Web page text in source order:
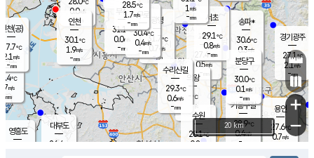
의도
℃
m/s
mm
영흥도
과천
27.4℃
0.5m/s
- mm
용인
27.6℃
0.7m/s
경기광주
27.1℃
2.1m/s
-mm
대부도
26.4
℃
0.0m/s
-mm
의왕
- ℃
m/s
mm
mm
광명
31.7 ℃
0.7 m/s
-mm
부천
31.1℃
0.0m/s
-mm
구로
30.4℃
0.4m/s
-mm
송파*
30.6℃
0.3m/s
-mm
서초
29.1℃
0.8m/s
-mm
기흥구갈
28.9℃
0.4m/s
-
수리산길
29.3℃
0.6m/s
-mm
분당구
30.0℃
0.1 m/s
-mm
인천(공)
27.7℃
2.1 m/s
-mm
28.5℃
1.7m/s
-mm
수원
28.1℃
0.8 m/s
인천
30.1℃
1.9m/s
-mm
1 m/s
-mm
+
−
20 km